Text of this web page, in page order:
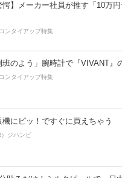
愕】メーカー社員が推す「10万
ンタイアップ特集
班のよう」腕時計で『VIVANT』
ンタイアップ特集
機にピッ！ですぐに買えちゃう
）ジハンピ